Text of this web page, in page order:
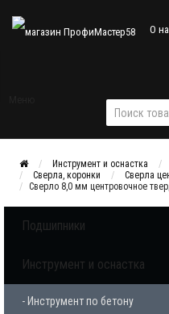
О
Инструмент и оснастка
Сверла, коронки
Сверла
Сверло 8,0 мм центровочное
Подшипники
Инструмент и оснастка
- Инструмент по бетону